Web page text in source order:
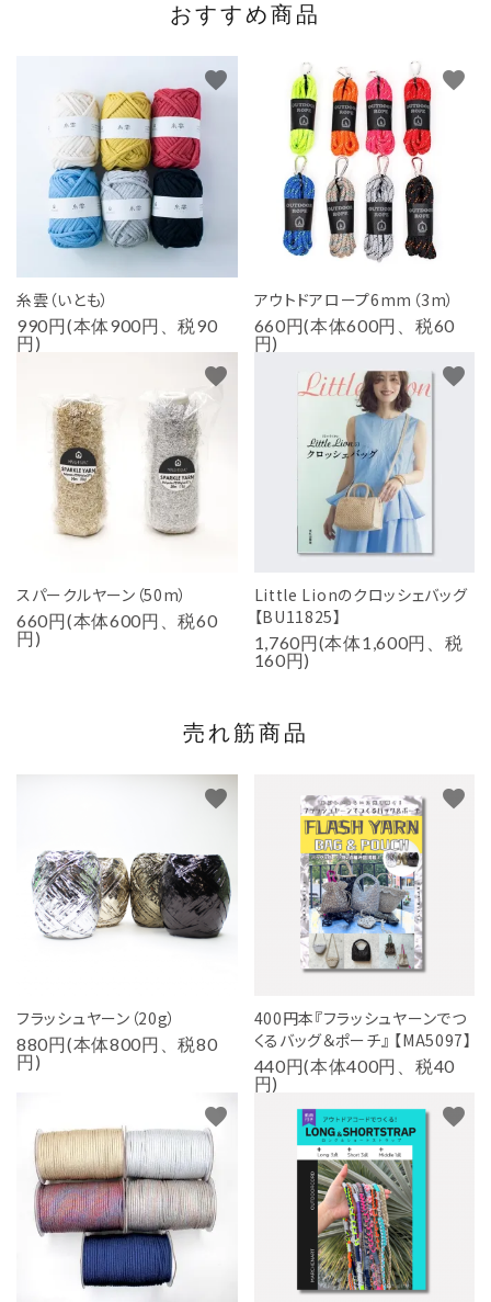
おすすめ商品
糸雲（いとも）
990円(本体900円、税90
円)
favorite
アウトドアロープ6mm（3m）
660円(本体600円、税60
円)
favorite
スパークルヤーン（50m）
660円(本体600円、税60
円)
favorite
Little Lionのクロッシェバッグ
【BU11825】
1,760円(本体1,600円、税
160円)
favorite
売れ筋商品
フラッシュヤーン（20g）
880円(本体800円、税80
円)
favorite
400円本『フラッシュヤーンでつ
くるバッグ＆ポーチ』 【MA5097】
440円(本体400円、税40
円)
favorite
favorite favorite